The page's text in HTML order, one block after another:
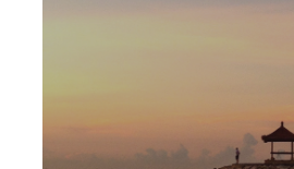
LEARN MORE